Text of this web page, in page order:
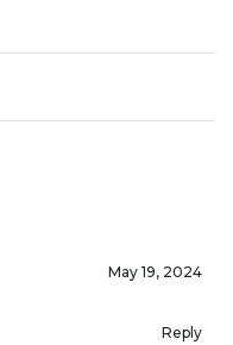
May 19, 2024
Reply